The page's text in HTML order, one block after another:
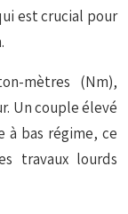
est crucial pour
mètres (Nm),
Un couple élevé
à bas régime, ce
travaux lourds